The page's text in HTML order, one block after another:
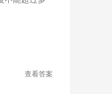
查看答案